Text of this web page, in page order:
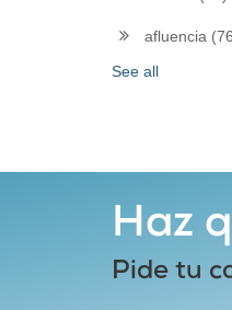
afluencia
See all
Haz
Pide tu